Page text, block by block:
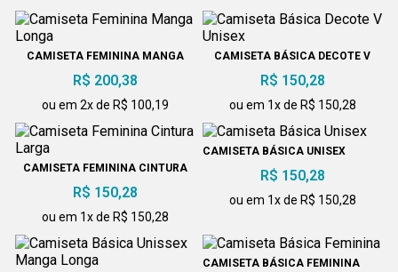
CAMISETA FEMININA MANGA
R$ 200,38
ou em 2x de R$ 100,19
CAMISETA BÁSICA DECOTE V
R$ 150,28
ou em 1x de R$ 150,28
CAMISETA FEMININA CINTURA
R$ 150,28
ou em 1x de R$ 150,28
CAMISETA BÁSICA UNISEX
R$ 150,28
ou em 1x de R$ 150,28
CAMISETA BÁSICA FEMININA